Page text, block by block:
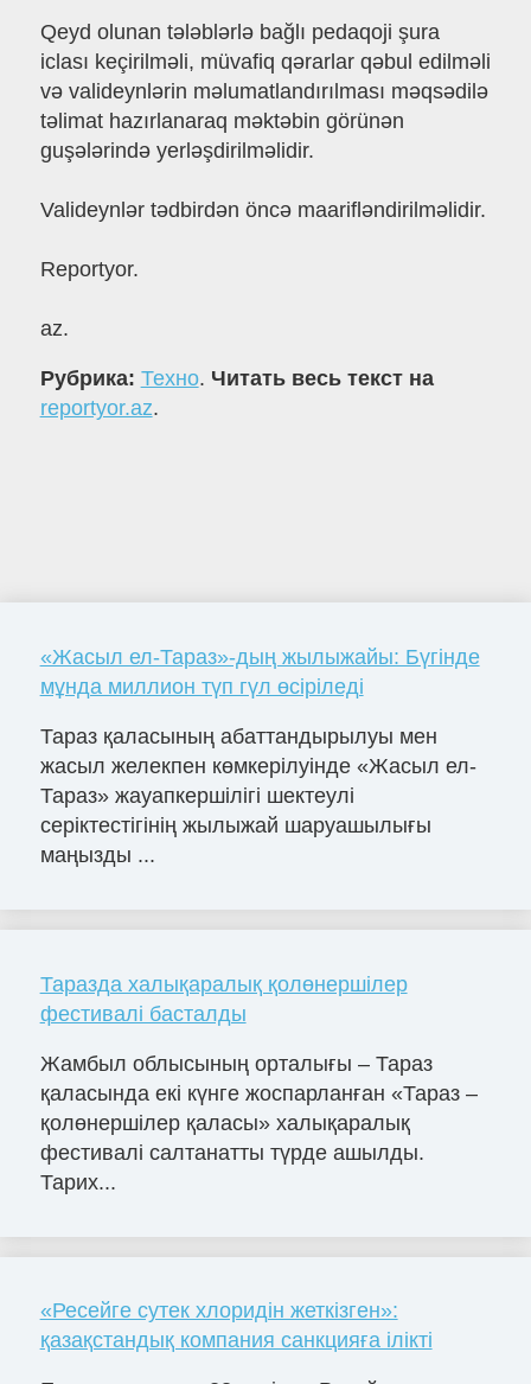
Qeyd olunan tələblərlə bağlı pedaqoji şura
iclası keçirilməli, müvafiq qərarlar qəbul edilməli
və valideynlərin məlumatlandırılması məqsədilə
təlimat hazırlanaraq məktəbin görünən
guşələrində yerləşdirilməlidir.
Valideynlər tədbirdən öncə maarifləndirilməlidir.
Reportyor.
az.
Рубрика: Техно. Читать весь текст на
reportyor.az.
«Жасыл ел-Тараз»-дың жылыжайы: Бүгінде
мұнда миллион түп гүл өсіріледі
Тараз қаласының абаттандырылуы мен
жасыл желекпен көмкерілуінде «Жасыл ел-
Тараз» жауапкершілігі шектеулі
серіктестігінің жылыжай шаруашылығы
маңызды ...
Таразда халықаралық қолөнершілер
фестивалі басталды
Жамбыл облысының орталығы – Тараз
қаласында екі күнге жоспарланған «Тараз –
қолөнершілер қаласы» халықаралық
фестивалі салтанатты түрде ашылды.
Тарих...
«Ресейге сутек хлоридін жеткізген»:
қазақстандық компания санкцияға ілікті